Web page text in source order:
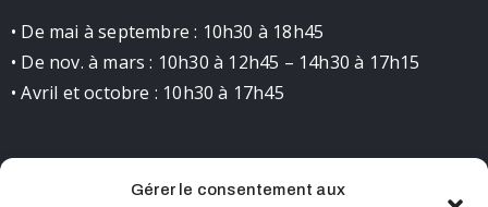
Gérer le consentement aux
• De mai à septembre : 10h30 à 18h45
• De nov. à mars : 10h30 à 12h45 – 14h30 à 17h15
• Avril et octobre : 10h30 à 17h45